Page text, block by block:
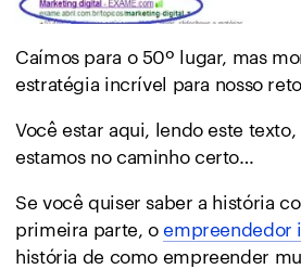
Caímos para o 50º lugar, mas
estratégia incrível para nosso
Você estar aqui, lendo este
estamos no caminho certo…
Se você quiser saber a história
primeira parte, oempreendedor
história de como empreender